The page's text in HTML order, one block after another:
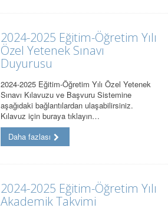
2024-2025 Eğitim-Öğretim Yılı
Özel Yetenek Sınavı
Duyurusu
2024-2025 Eğitim-Öğretim Yılı Özel Yetenek
Sınavı Kılavuzu ve Başvuru Sistemine
aşağıdaki bağlantılardan ulaşabilirsiniz.
Kılavuz için buraya tıklayın…
Daha fazlası
2024-2025 Eğitim-Öğretim Yılı
Akademik Takvimi